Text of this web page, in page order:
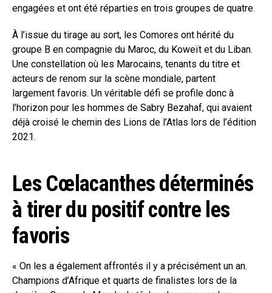
engagées et ont été réparties en trois groupes de quatre.
À l’issue du tirage au sort, les Comores ont hérité du
groupe B en compagnie du Maroc, du Koweït et du Liban.
Une constellation où les Marocains, tenants du titre et
acteurs de renom sur la scène mondiale, partent
largement favoris. Un véritable défi se profile donc à
l’horizon pour les hommes de Sabry Bezahaf, qui avaient
déjà croisé le chemin des Lions de l’Atlas lors de l’édition
2021.
Les Cœlacanthes déterminés
à tirer du positif contre les
favoris
« On les a également affrontés il y a précisément un an.
Champions d’Afrique et quarts de finalistes lors de la